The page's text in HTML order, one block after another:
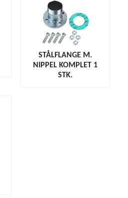
STÅLFLANGE M.
NIPPEL KOMPLET 1
STK.